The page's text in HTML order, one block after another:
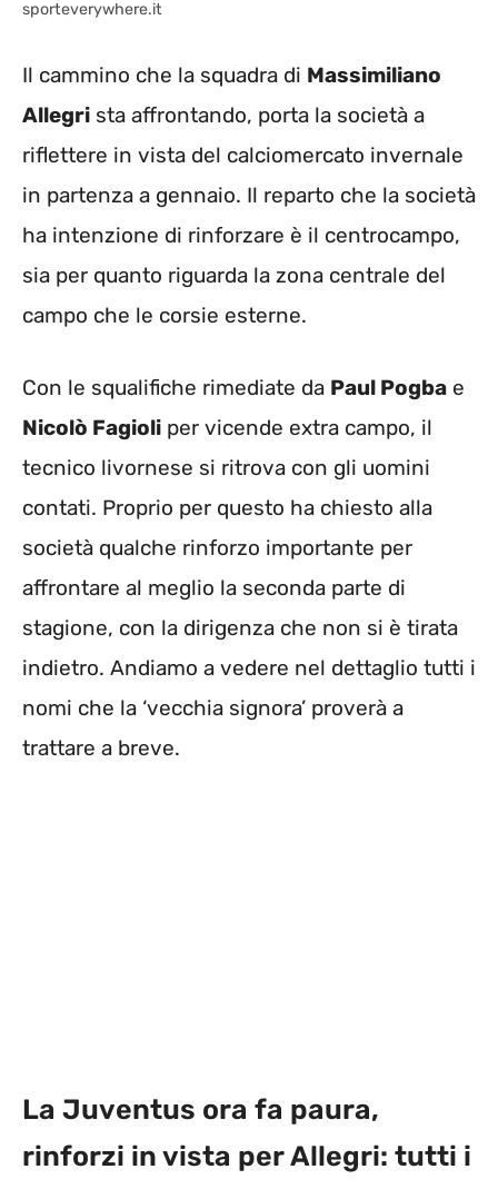
sporteverywhere.it
Il cammino che la squadra di Massimiliano
Allegri sta affrontando, porta la società a
riflettere in vista del calciomercato invernale
in partenza a gennaio. Il reparto che la società
ha intenzione di rinforzare è il centrocampo,
sia per quanto riguarda la zona centrale del
campo che le corsie esterne.
Con le squalifiche rimediate da Paul Pogba e
Nicolò Fagioli per vicende extra campo, il
tecnico livornese si ritrova con gli uomini
contati. Proprio per questo ha chiesto alla
società qualche rinforzo importante per
affrontare al meglio la seconda parte di
stagione, con la dirigenza che non si è tirata
indietro. Andiamo a vedere nel dettaglio tutti i
nomi che la ‘vecchia signora’ proverà a
trattare a breve.
La Juventus ora fa paura,
rinforzi in vista per Allegri: tutti i